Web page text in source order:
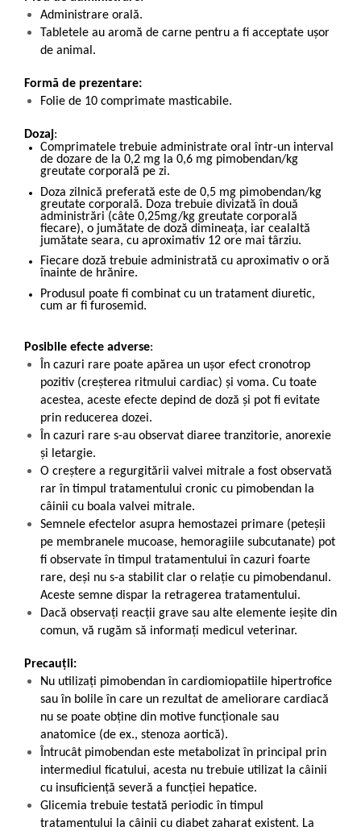
Administrare orală.
Tabletele au aromă de carne pentru a fi acceptate ușor
de animal.
Formă de prezentare:
Folie de 10 comprimate masticabile.
Dozaj:
Comprimatele trebuie administrate oral într-un interval
de dozare de la 0,2 mg la 0,6 mg pimobendan/kg
greutate corporală pe zi.
Doza zilnică preferată este de 0,5 mg pimobendan/kg
greutate corporală. Doza trebuie divizată în două
administrări (câte 0,25mg/kg greutate corporală
fiecare), o jumătate de doză dimineața, iar cealaltă
jumătate seara, cu aproximativ 12 ore mai târziu.
Fiecare doză trebuie administrată cu aproximativ o oră
înainte de hrănire.
Produsul poate fi combinat cu un tratament diuretic,
cum ar fi furosemid.
Posibile efecte adverse:
În cazuri rare poate apărea un ușor efect cronotrop
pozitiv (creșterea ritmului cardiac) și voma. Cu toate
acestea, aceste efecte depind de doză și pot fi evitate
prin reducerea dozei.
În cazuri rare s-au observat diaree tranzitorie, anorexie
și letargie.
O creștere a regurgitării valvei mitrale a fost observată
rar în timpul tratamentului cronic cu pimobendan la
câinii cu boala valvei mitrale.
Semnele efectelor asupra hemostazei primare (peteșii
pe membranele mucoase, hemoragiile subcutanate) pot
fi observate în timpul tratamentului în cazuri foarte
rare, deși nu s-a stabilit clar o relație cu pimobendanul.
Aceste semne dispar la retragerea tratamentului.
Dacă observaţi reacţii grave sau alte elemente ieșite din
comun, vă rugăm să informați medicul veterinar.
Precauții:
Nu utilizați pimobendan în cardiomiopatiile hipertrofice
sau în bolile în care un rezultat de ameliorare cardiacă
nu se poate obține din motive funcționale sau
anatomice (de ex., stenoza aortică).
Întrucât pimobendan este metabolizat în principal prin
intermediul ficatului, acesta nu trebuie utilizat la câinii
cu insuficiență severă a funcției hepatice.
Glicemia trebuie testată periodic în timpul
tratamentului la câinii cu diabet zaharat existent. La